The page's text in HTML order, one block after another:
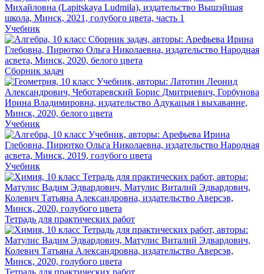
Учебник
Сборник задач
Учебник
Учебник
Тетрадь для практических работ